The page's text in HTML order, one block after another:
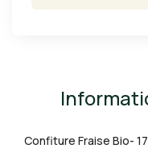
Confiture Fraise Bio-